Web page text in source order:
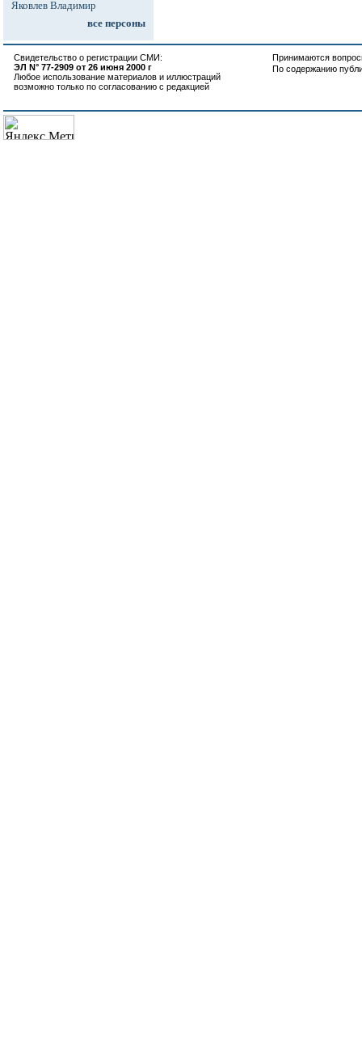
Яковлев Владимир
все персоны
Свидетельство о регистрации СМИ:
ЭЛ N° 77-2909 от 26 июня 2000 г
Любое использование материалов и иллюстраций
возможно только по согласованию с редакцией
Принимаются
По содержанию